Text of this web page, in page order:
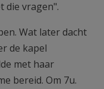
die vragen".
Wat later dacht
de kapel
met haar
bereid. Om 7u.